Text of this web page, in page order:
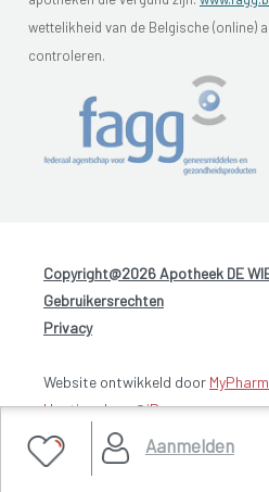
Aanmelden
wettelikheid van de Belgische (online)
controleren.
Copyright@2026 Apotheek DE
Gebruikersrechten
Privacy
Website ontwikkeld door
Hosting door @iPower